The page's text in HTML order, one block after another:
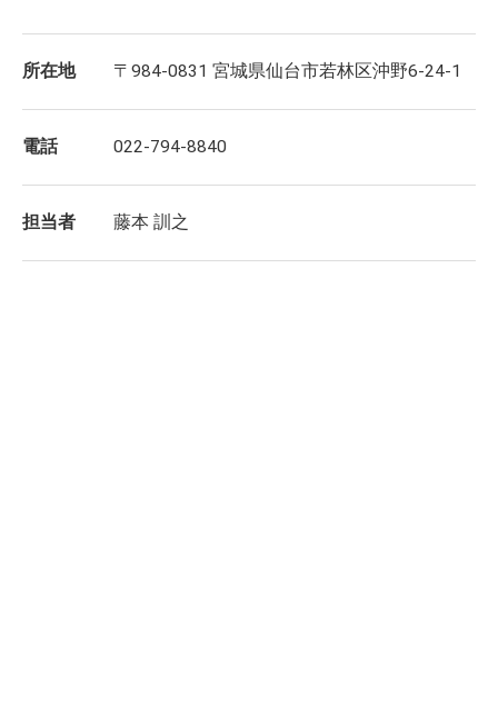
所在地 〒984-0831 宮城県仙台市若林区沖野6-24-1
電話 022-794-8840
担当者 藤本 訓之